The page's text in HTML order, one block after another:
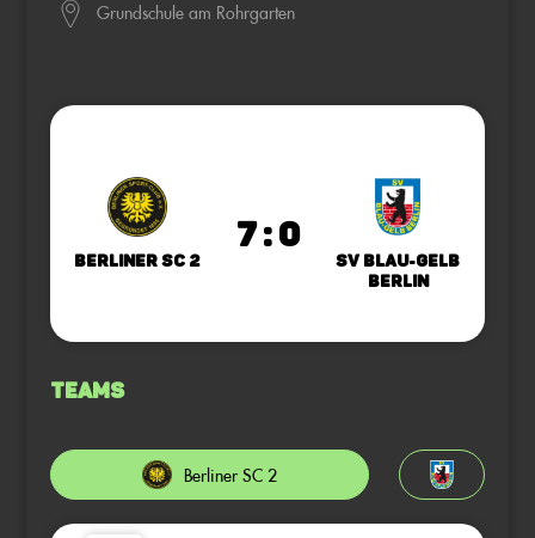
Grundschule am Rohrgarten
Berliner SC 2
7 : 0
SV Blau-Gelb
Berlin
Teams
Berliner SC 2